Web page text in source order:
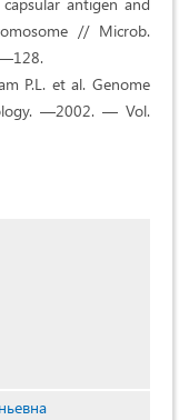
antigen and
// Microb.
P.L. et al. Genome
—2002. — Vol.